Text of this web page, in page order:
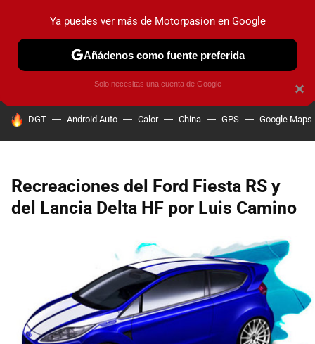
PRUEBAS COCHES ELÉCTRICOS OBSERVATORIO
HOY SE HABLA DE
DGT Android Auto Calor China GPS Google Maps
Recreaciones del Ford Fiesta RS y
del Lancia Delta HF por Luis Camino
×
Ya puedes ver más de Motorpasion en Google
Añádenos como fuente preferida
Solo necesitas una cuenta de Google